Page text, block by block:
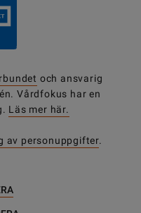
och ansvarig
Vårdfokus har en
Läs mer här.
av personuppgifter.